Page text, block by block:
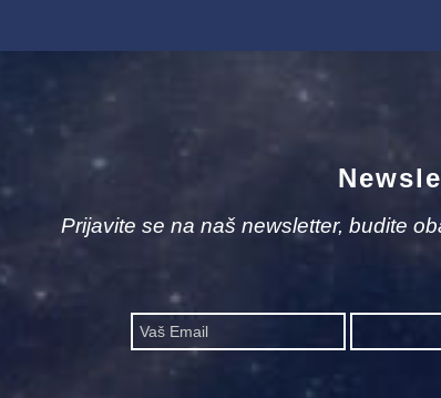
Prijavite se na naš newsletter, budite